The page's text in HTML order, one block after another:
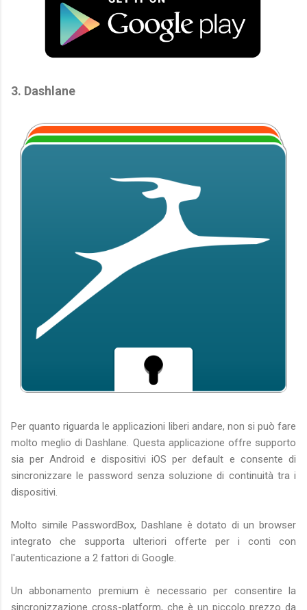
3. Dashlane
Per quanto riguarda le applicazioni liberi andare, non si può fare
molto meglio di Dashlane. Questa applicazione offre supporto
sia per Android e dispositivi iOS per default e consente di
sincronizzare le password senza soluzione di continuità tra i
dispositivi.
Molto simile PasswordBox, Dashlane è dotato di un browser
integrato che supporta ulteriori offerte per i conti con
l'autenticazione a 2 fattori di Google.
Un abbonamento premium è necessario per consentire la